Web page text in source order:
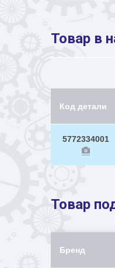
Товар в
Код детали
5772334001
Товар
Бренд